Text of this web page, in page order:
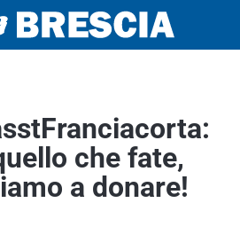
che fate,
a donare!